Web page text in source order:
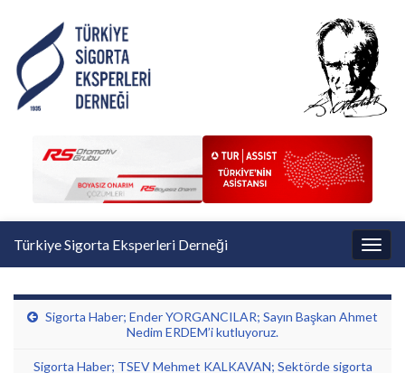
Türkiye Sigorta Eksperleri Derneği
Sigorta Haber; Ender YORGANCILAR; Sayın Başkan Ahmet
Nedim ERDEM’i kutluyoruz.
Sigorta Haber; TSEV Mehmet KALKAVAN; Sektörde sigorta